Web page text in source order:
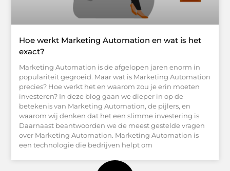
Hoe werkt Marketing Automation en wat is het
exact?
Marketing Automation is de afgelopen jaren enorm in
populariteit gegroeid. Maar wat is Marketing Automation
precies? Hoe werkt het en waarom zou je erin moeten
investeren? In deze blog gaan we dieper in op de
betekenis van Marketing Automation, de pijlers, en
waarom wij denken dat het een slimme investering is.
Daarnaast beantwoorden we de meest gestelde vragen
over Marketing Automation. Marketing Automation is
een technologie die bedrijven helpt om